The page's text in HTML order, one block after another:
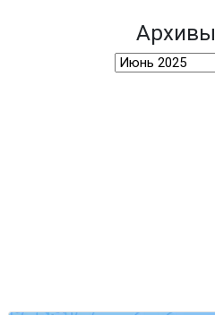
Архивы
Архивы